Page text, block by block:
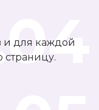
и для каждой